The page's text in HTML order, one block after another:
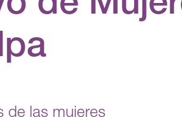
de las mujeres